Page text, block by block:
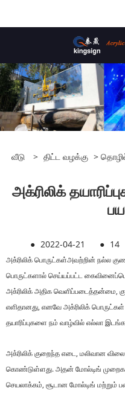
வீடு > திட்ட வழக்கு >
அக்ரிலிக்
● 2022-04-21 ● 14
அக்ரிலிக் பொருட்கள்அவற்றின் நல்ல
பொருட்களால் செய்யப்பட்ட
அக்ரிலிக் அதிக வெளிப்படைத்தன்மை,
எளிதானது, எனவே அக்ரிலிக்
தயாரிப்புகளை நம் வாழ்வில் எல்லா
அக்ரிலிக் குறைந்த எடை, மலிவான
கொண்டுள்ளது. அதன் மோல்டிங் முறைகள்
செயலாக்கம், சூடான மோல்டிங் மற்றும்